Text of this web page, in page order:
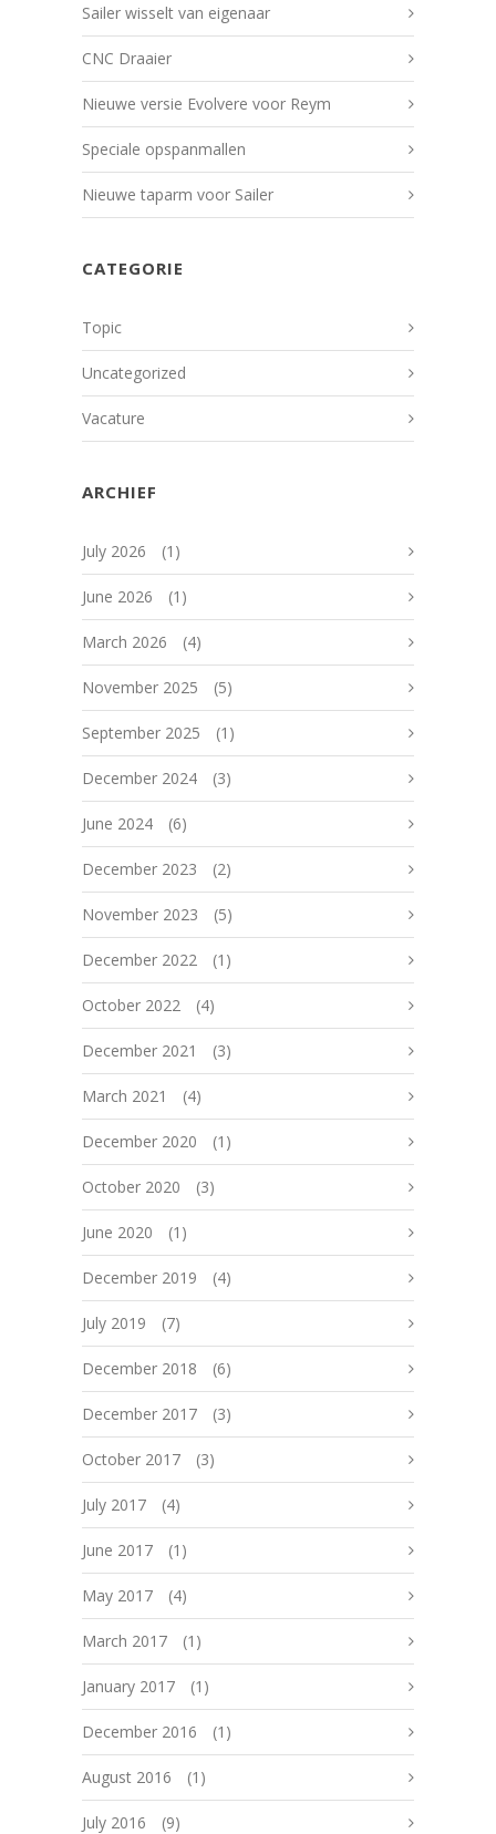
Sailer wisselt van eigenaar
CNC Draaier
Nieuwe versie Evolvere voor Reym
Speciale opspanmallen
Nieuwe taparm voor Sailer
CATEGORIE
Topic
Uncategorized
Vacature
ARCHIEF
July 2026 (1)
June 2026 (1)
March 2026 (4)
November 2025 (5)
September 2025 (1)
December 2024 (3)
June 2024 (6)
December 2023 (2)
November 2023 (5)
December 2022 (1)
October 2022 (4)
December 2021 (3)
March 2021 (4)
December 2020 (1)
October 2020 (3)
June 2020 (1)
December 2019 (4)
July 2019 (7)
December 2018 (6)
December 2017 (3)
October 2017 (3)
July 2017 (4)
June 2017 (1)
May 2017 (4)
March 2017 (1)
January 2017 (1)
December 2016 (1)
August 2016 (1)
July 2016 (9)